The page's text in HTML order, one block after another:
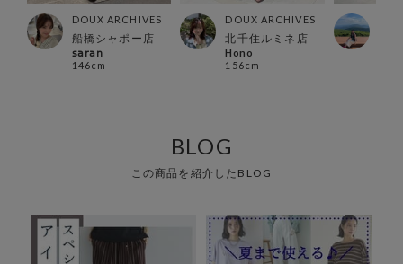
DOUX ARCHIVES
船橋シャポー店
𝗌𝖺𝗋𝖺𝗇
146cm
DOUX ARCHIVES
北千住ルミネ店
Hono
156cm
BLOG
この商品を紹介したBLOG